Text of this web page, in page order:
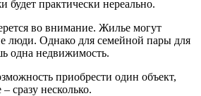
будет практически нереально.
во внимание. Жилье могут
люди. Однако для семейной пары для
одна недвижимость.
приобрести один объект,
сразу несколько.